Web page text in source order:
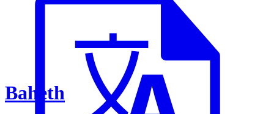
Baheth